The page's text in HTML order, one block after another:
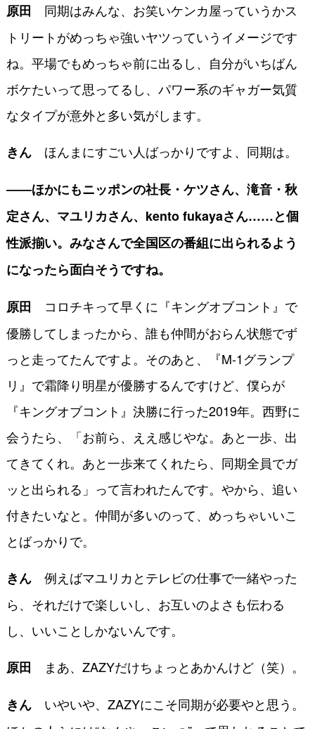
原田 同期はみんな、お笑いケンカ屋っていうかス
トリートがめっちゃ強いヤツっていうイメージです
ね。平場でもめっちゃ前に出るし、自分がいちばん
ボケたいって思ってるし、パワー系のギャガー気質
なタイプが意外と多い気がします。
きんほんまにすごい人ばっかりですよ、同期は。
――ほかにもニッポンの社長・ケツさん、滝音・秋
定さん、マユリカさん、kento fukayaさん……と個
性派揃い。みなさんで全国区の番組に出られるよう
になったら面白そうですね。
原田 コロチキって早くに『キングオブコント』で
優勝してしまったから、誰も仲間がおらん状態でず
っと走ってたんですよ。そのあと、『M-1グランプ
リ』で霜降り明星が優勝するんですけど、僕らが
『キングオブコント』決勝に行った2019年。西野に
会うたら、「お前ら、ええ感じやな。あと一歩、出
てきてくれ。あと一歩来てくれたら、同期全員でガ
ッと出られる」って言われたんです。やから、追い
付きたいなと。仲間が多いのって、めっちゃいいこ
とばっかりで。
きん例えばマユリカとテレビの仕事で一緒やった
ら、それだけで楽しいし、お互いのよさも伝わる
し、いいことしかないんです。
原田 まあ、ZAZYだけちょっとあかんけど（笑）。
きんいやいや、ZAZYにこそ同期が必要やと思う。